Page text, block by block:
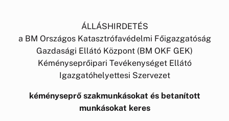
ÁLLÁSHIRDETÉS
a BM Országos Katasztrófavédelmi Főigazgatóság
Gazdasági Ellátó Központ (BM OKF GEK)
Kéményseprőipari Tevékenységet Ellátó
Igazgatóhelyettesi Szervezet
kéményseprő szakmunkásokat és betanított
munkásokat keres